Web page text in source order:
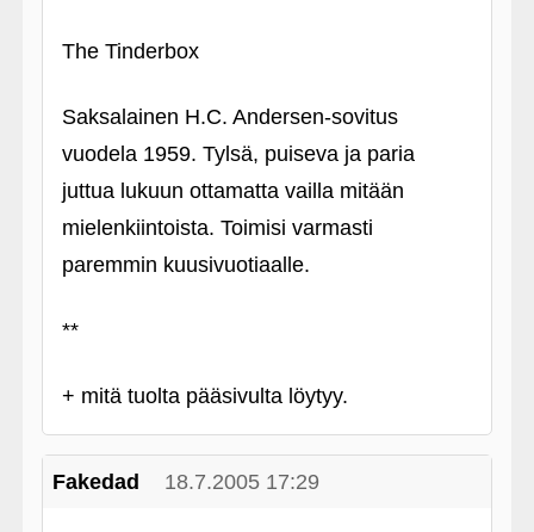
The Tinderbox
Saksalainen H.C. Andersen-sovitus
vuodela 1959. Tylsä, puiseva ja paria
juttua lukuun ottamatta vailla mitään
mielenkiintoista. Toimisi varmasti
paremmin kuusivuotiaalle.
**
+ mitä tuolta pääsivulta löytyy.
Fakedad 18.7.2005 17:29